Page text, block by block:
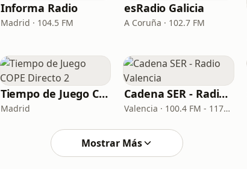
Informa Radio
Madrid · 104.5 FM
esRadio Galicia
A Coruña · 102.7 FM
Tiempo de Juego COPE Directo 2
Madrid
Cadena SER - Radio Valencia
Valencia · 100.4 FM - 1179 AM
Mostrar Más